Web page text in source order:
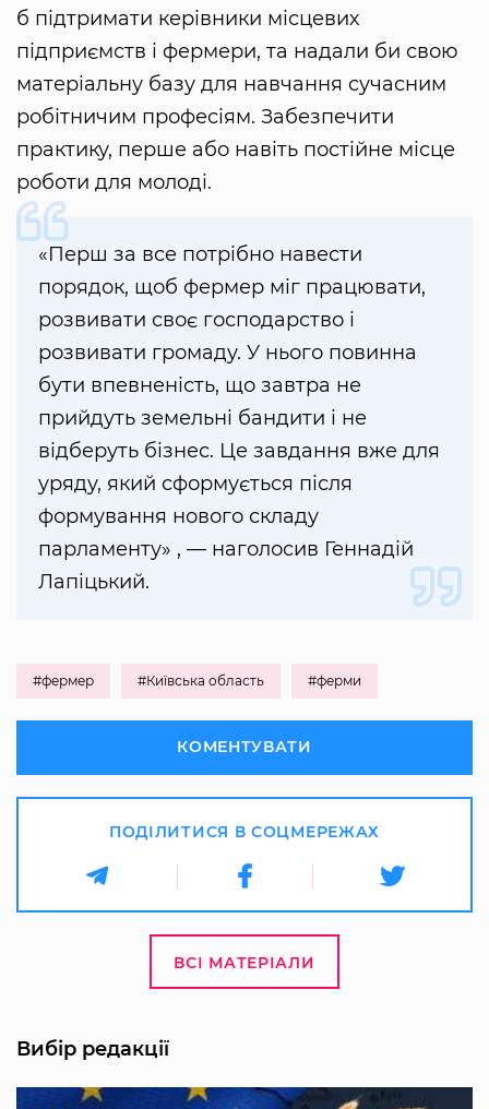
б підтримати керівники місцевих
підприємств і фермери, та надали би свою
матеріальну базу для навчання сучасним
робітничим професіям. Забезпечити
практику, перше або навіть постійне місце
роботи для молоді.
«Перш за все потрібно навести
порядок, щоб фермер міг працювати,
розвивати своє господарство і
розвивати громаду. У нього повинна
бути впевненість, що завтра не
прийдуть земельні бандити і не
відберуть бізнес. Це завдання вже для
уряду, який сформується після
формування нового складу
парламенту» , — наголосив Геннадій
Лапіцький.
#фермер #Київська область #ферми
КОМЕНТУВАТИ
ПОДІЛИТИСЯ В СОЦМЕРЕЖАХ
ВСІ МАТЕРІАЛИ
Вибір редакції